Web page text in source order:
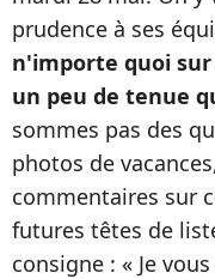
prudence à ses
n'importe quoi sur
un peu de tenue
sommes pas des
photos de
commentaires sur
futures têtes de
consigne : « Je